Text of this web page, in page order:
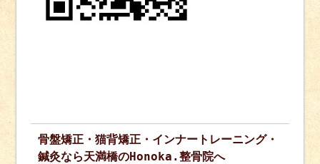
骨盤矯正・猫背矯正・インナートレーニング・
鍼灸なら天満橋のHonoka.整骨院へ